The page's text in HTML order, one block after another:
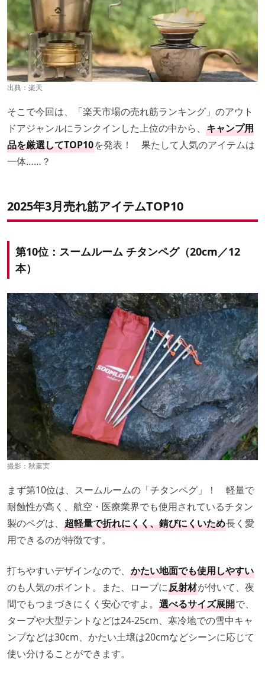
出典： 楽天
そこで今回は、「楽天市場の売れ筋ランキング」のアウト
ドアジャンルにランクインした上位の中から、 キャンプ用
品を厳選してTOP10を発表！ 果たして人気のアイテムは
一体……？
2025年3月売れ筋アイテムTOP10
第10位： スームルーム チタンペグ（20cm／12
本）
撮影：秋葉実
まず第10位は、スームルームの「チタンペグ」！ 軽量で
耐蝕性が高く、航空・医療業界でも使用されているチタン
製のペグは、 超軽量で折れにくく、錆びにくいため長く愛
用できるのが特徴です。
打ちやすいデザインなので、 かたい地面でも使用しやすい
のも人気のポイント。また、ロープに反射材が付いて、夜
間でもつまづきにくく安心ですよ。 選べるサイズ展開で、
タープや大型テントなどは24-25cm、寒冷地での雪中キャ
ンプなどは30cm、かたい土壌は20cmなどシーンに応じて
使い分けることができます。